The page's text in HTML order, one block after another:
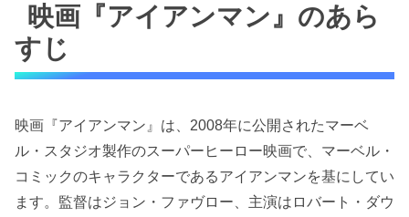
映画『アイアンマン』のあら
すじ
映画『アイアンマン』は、2008年に公開されたマーベ
ル・スタジオ製作のスーパーヒーロー映画で、マーベル・
コミックのキャラクターであるアイアンマンを基にしてい
ます。監督はジョン・ファヴロー、主演はロバート・ダウ